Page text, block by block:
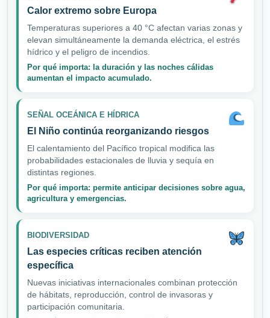
Calor extremo sobre Europa
Temperaturas superiores a 40 °C afectan varias zonas y
elevan simultáneamente la demanda eléctrica, el estrés
hídrico y el peligro de incendios.
Por qué importa: la duración y las noches cálidas
aumentan el impacto acumulado.
SEÑAL OCEÁNICA E HÍDRICA
El Niño continúa reorganizando riesgos
El calentamiento del Pacífico tropical modifica las
probabilidades estacionales de lluvia y sequía en
distintas regiones.
Por qué importa: permite anticipar decisiones sobre agua,
agricultura y emergencias.
BIODIVERSIDAD
Las especies críticas reciben atención
específica
Nuevas iniciativas internacionales combinan protección
de hábitats, reproducción, control de invasoras y
participación comunitaria.